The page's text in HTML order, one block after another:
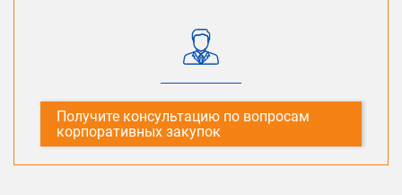
Получите консультацию по вопросам
корпоративных закупок